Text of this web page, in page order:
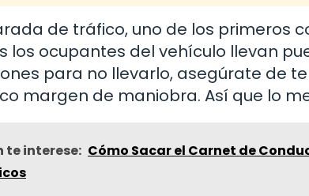
de tráfico, uno de los primeros
los ocupantes del vehículo llevan
para no llevarlo, asegúrate de
margen de maniobra. Así que lo
te interese: Cómo Sacar el Carnet de